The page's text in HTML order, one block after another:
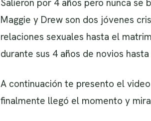
Salieron por 4 años pero nunca se
Maggie y Drew son dos jóvenes
relaciones sexuales hasta el
durante sus 4 años de novios
A continuación te presento el
finalmente llegó el momento y